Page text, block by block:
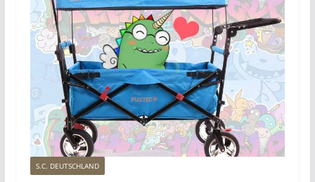
S.C. DEUTSCHLAND